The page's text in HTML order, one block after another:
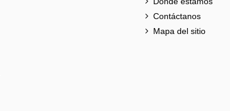
Contáctanos
Mapa del sitio